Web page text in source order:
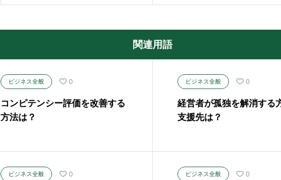
関連用語
ビジネス全般 0
コンピテンシー評価を改善する
方法は？
ビジネス全般 0
経営者が孤独を解消する
支援先は？
ビジネス全般 0 ビジネス全般 0